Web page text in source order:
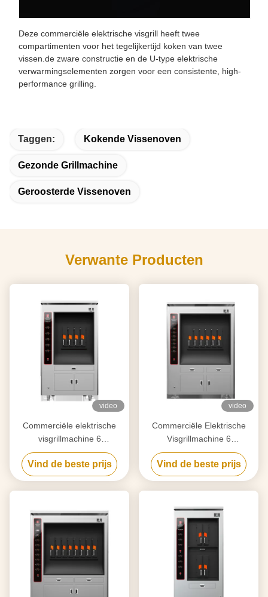
Deze commerciële elektrische visgrill heeft twee
compartimenten voor het tegelijkertijd koken van twee
vissen.de zware constructie en de U-type elektrische
verwarmingselementen zorgen voor een consistente, high-
performance grilling.
Taggen: Kokende Vissenoven
Gezonde Grillmachine
Geroosterde Vissenoven
Verwante Producten
video
Commerciële elektrische
visgrillmachine 6
compartimenten 380KG
Vind de beste prijs
video
Commerciële Elektrische
Visgrillmachine 6
Compartimenten 350KG
Vind de beste prijs